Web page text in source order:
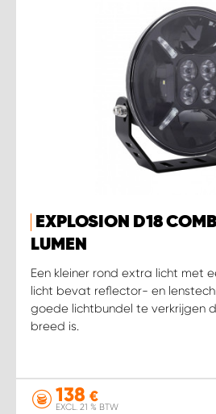
EXPLOSION D18
LUMEN
Een kleiner rond extra licht met
licht bevat reflector- en
goede lichtbundel te verkrijgen
breed is.
138 €
EXCL. 21 % BTW